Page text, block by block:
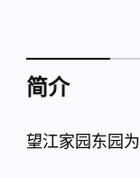
简介
望江家园东园为